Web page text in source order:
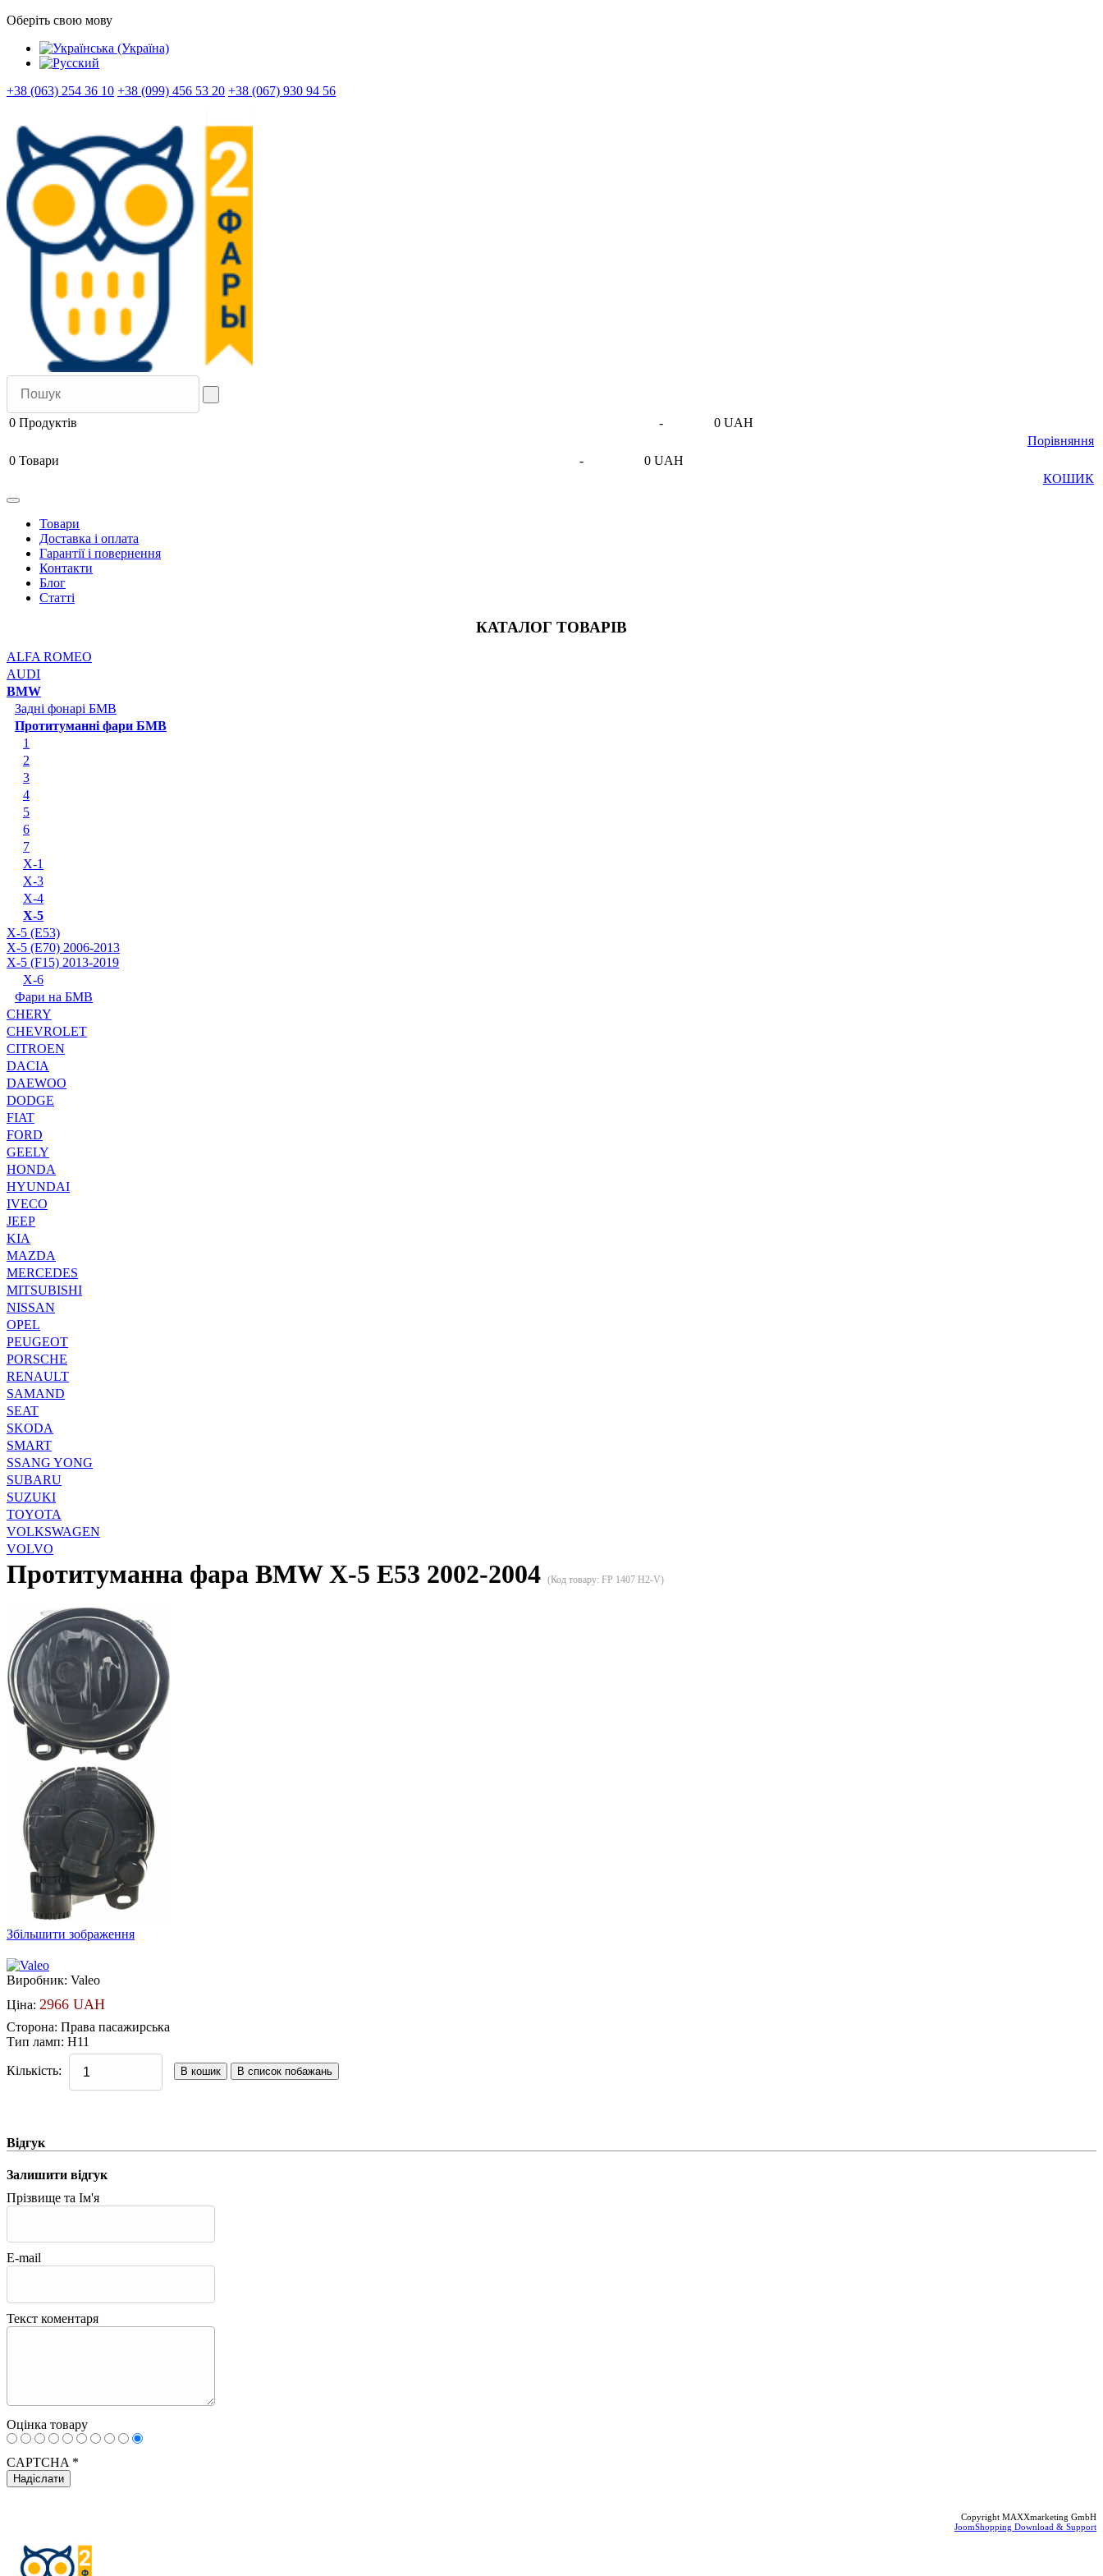
Оберіть свою мову
+38 (063) 254 36 10 +38 (099) 456 53 20 +38 (067) 930 94 56
0 Продуктів -
0 UAH
Порівняння
0 Товари -
0 UAH
КОШИК
Товари
Доставка і оплата
Гарантії і повернення
Контакти
Блог
Статті
КАТАЛОГ ТОВАРІВ
ALFA ROMEO
AUDI
BMW
Задні фонарі БМВ
Протитуманні фари БМВ
1
2
3
4
5
6
7
X-1
X-3
X-4
X-5
X-5 (E53)
X-5 (E70) 2006-2013
X-5 (F15) 2013-2019
X-6
Фари на БМВ
CHERY
CHEVROLET
CITROEN
DACIA
DAEWOO
DODGE
FIAT
FORD
GEELY
HONDA
HYUNDAI
IVECO
JEEP
KIA
MAZDA
MERCEDES
MITSUBISHI
NISSAN
OPEL
PEUGEOT
PORSCHE
RENAULT
SAMAND
SEAT
SKODA
SMART
SSANG YONG
SUBARU
SUZUKI
TOYOTA
VOLKSWAGEN
VOLVO
Протитуманна фара BMW X-5 E53 2002-2004 (Код товару: FP 1407 H2-V)
Збільшити зображення
Виробник: Valeo
Ціна: 2966 UAH
Сторона: Права пасажирська
Тип ламп: H11
Кількість:
Відгук
Залишити відгук
Прізвище та Ім'я
E-mail
Текст коментаря
Оцінка товару
CAPTCHA *
Copyright MAXXmarketing GmbH
JoomShopping Download & Support